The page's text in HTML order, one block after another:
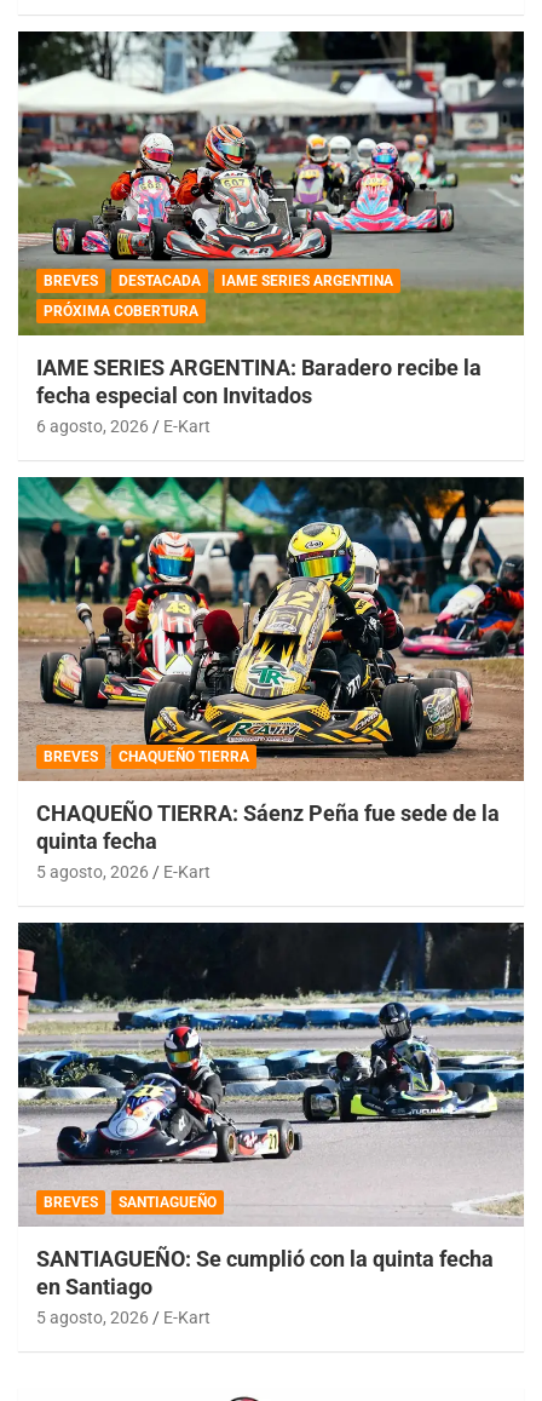
BREVES DESTACADA
IAME SERIES ARGENTINA
PRÓXIMA COBERTURA
IAME SERIES ARGENTINA: Baradero recibe la
fecha especial con Invitados
6 agosto, 2026 E-Kart
BREVES CHAQUEÑO TIERRA
CHAQUEÑO TIERRA: Sáenz Peña fue sede de la
quinta fecha
5 agosto, 2026 E-Kart
BREVES SANTIAGUEÑO
SANTIAGUEÑO: Se cumplió con la quinta fecha
en Santiago
5 agosto, 2026 E-Kart